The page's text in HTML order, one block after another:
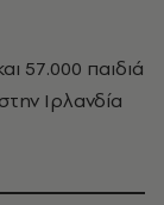
57.000 παιδιά
Ιρλανδία